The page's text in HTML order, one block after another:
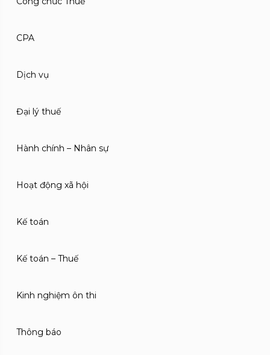
CPA
Dịch vụ
Đại lý thuế
Hành chính – Nhân sự
Hoạt động xã hội
Kế toán
Kế toán – Thuế
Kinh nghiệm ôn thi
Thông báo